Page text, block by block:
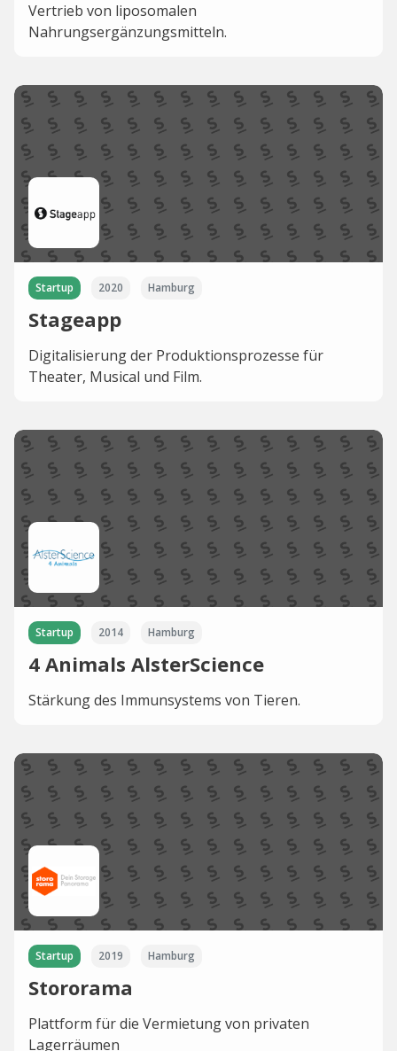
Vertrieb von liposomalen
Nahrungsergänzungsmitteln.
Startup 2020 Hamburg
Stageapp
Digitalisierung der Produktionsprozesse für
Theater, Musical und Film.
Startup 2014 Hamburg
4 Animals AlsterScience
Stärkung des Immunsystems von Tieren.
Startup 2019 Hamburg
Stororama
Plattform für die Vermietung von privaten
Lagerräumen